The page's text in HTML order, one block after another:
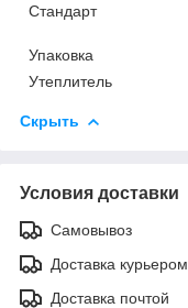
Стандарт
Упаковка
Утеплитель
Скрыть
Условия доставки
Самовывоз
Доставка курьером
Доставка почтой